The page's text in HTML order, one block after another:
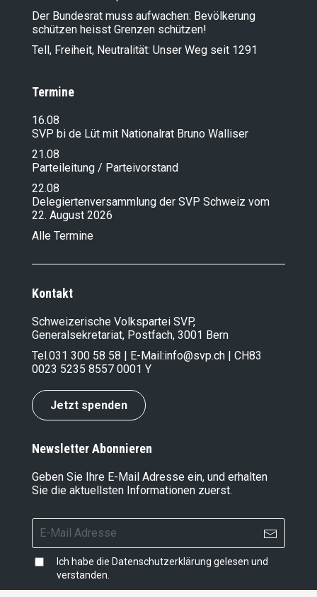
Der Bundesrat muss aufwachen: Bevölkerung
schützen heisst Grenzen schützen!
Tell, Freiheit, Neutralität: Unser Weg seit 1291
Termine
16.08
SVP bi de Lüt mit Nationalrat Bruno Walliser
21.08
Parteileitung / Parteivorstand
22.08
Delegiertenversammlung der SVP Schweiz vom
22. August 2026
Alle Termine
Kontakt
Schweizerische Volkspartei SVP,
Generalsekretariat, Postfach, 3001 Bern
Tel.031 300 58 58 | E-Mail:info@svp.ch | CH83
0023 5235 8557 0001 Y
Jetzt spenden
Newsletter Abonnieren
Geben Sie Ihre E-Mail Adresse ein, und erhalten
Sie die aktuellsten Informationen zuerst.
Ich habe die Datenschutzerklärung gelesen und
verstanden.